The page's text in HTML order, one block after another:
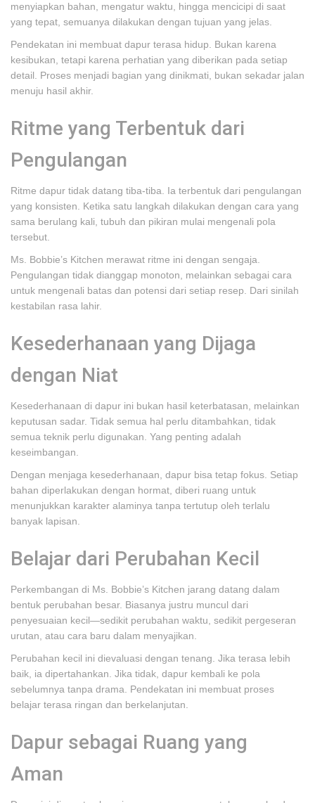
menyiapkan bahan, mengatur waktu, hingga mencicipi di saat
yang tepat, semuanya dilakukan dengan tujuan yang jelas.
Pendekatan ini membuat dapur terasa hidup. Bukan karena
kesibukan, tetapi karena perhatian yang diberikan pada setiap
detail. Proses menjadi bagian yang dinikmati, bukan sekadar jalan
menuju hasil akhir.
Ritme yang Terbentuk dari
Pengulangan
Ritme dapur tidak datang tiba-tiba. Ia terbentuk dari pengulangan
yang konsisten. Ketika satu langkah dilakukan dengan cara yang
sama berulang kali, tubuh dan pikiran mulai mengenali pola
tersebut.
Ms. Bobbie’s Kitchen merawat ritme ini dengan sengaja.
Pengulangan tidak dianggap monoton, melainkan sebagai cara
untuk mengenali batas dan potensi dari setiap resep. Dari sinilah
kestabilan rasa lahir.
Kesederhanaan yang Dijaga
dengan Niat
Kesederhanaan di dapur ini bukan hasil keterbatasan, melainkan
keputusan sadar. Tidak semua hal perlu ditambahkan, tidak
semua teknik perlu digunakan. Yang penting adalah
keseimbangan.
Dengan menjaga kesederhanaan, dapur bisa tetap fokus. Setiap
bahan diperlakukan dengan hormat, diberi ruang untuk
menunjukkan karakter alaminya tanpa tertutup oleh terlalu
banyak lapisan.
Belajar dari Perubahan Kecil
Perkembangan di Ms. Bobbie’s Kitchen jarang datang dalam
bentuk perubahan besar. Biasanya justru muncul dari
penyesuaian kecil—sedikit perubahan waktu, sedikit pergeseran
urutan, atau cara baru dalam menyajikan.
Perubahan kecil ini dievaluasi dengan tenang. Jika terasa lebih
baik, ia dipertahankan. Jika tidak, dapur kembali ke pola
sebelumnya tanpa drama. Pendekatan ini membuat proses
belajar terasa ringan dan berkelanjutan.
Dapur sebagai Ruang yang
Aman